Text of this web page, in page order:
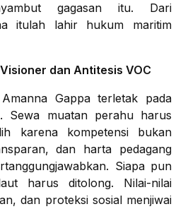
gagasan itu. Dari
itulah lahir hukum maritim
dan Antitesis VOC
Gappa terletak pada
Sewa muatan perahu harus
karena kompetensi bukan
dan harta pedagang
Siapa pun
harus ditolong. Nilai-nilai
dan proteksi sosial menjiwai